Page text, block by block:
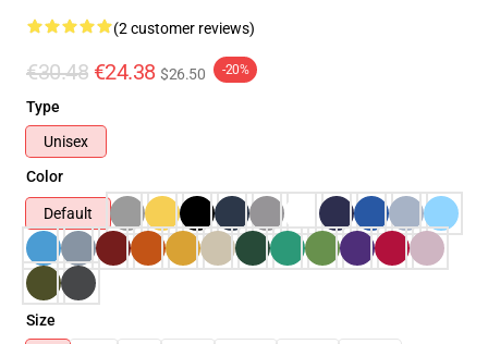
(2 customer reviews)
€30.48 €24.38 $26.50 -20%
Type
Unisex
Color
Default
Size